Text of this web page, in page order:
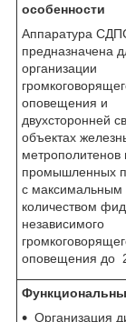
особенности
Аппаратура
предназначена
организации
оповещения и
двухсторонней
объектах
метрополитенов
промышленных
с максимальным
количеством
независимого
оповещения до
Организация